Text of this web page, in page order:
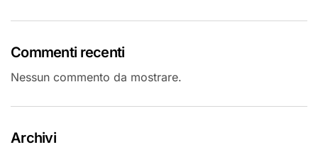
Commenti recenti
Nessun commento da mostrare.
Archivi